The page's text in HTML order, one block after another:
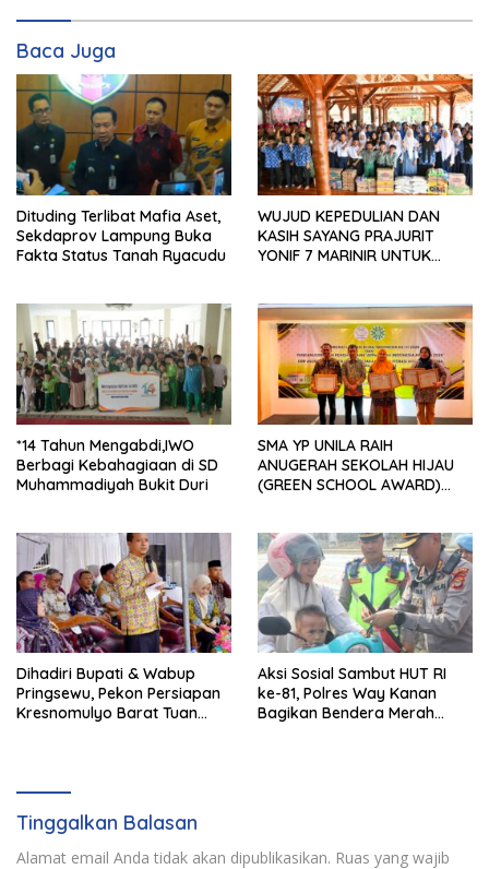
Baca Juga
Dituding Terlibat Mafia Aset,
Sekdaprov Lampung Buka
Fakta Status Tanah Ryacudu
WUJUD KEPEDULIAN DAN
KASIH SAYANG PRAJURIT
YONIF 7 MARINIR UNTUK
*14 Tahun Mengabdi,IWO
Berbagi Kebahagiaan di SD
Muhammadiyah Bukit Duri
SMA YP UNILA RAIH
ANUGERAH SEKOLAH HIJAU
(GREEN SCHOOL AWARD)
Dihadiri Bupati & Wabup
Pringsewu, Pekon Persiapan
Kresnomulyo Barat Tuan
Aksi Sosial Sambut HUT RI
ke-81, Polres Way Kanan
Bagikan Bendera Merah
Tinggalkan Balasan
Alamat email Anda tidak akan dipublikasikan. Ruas yang wajib